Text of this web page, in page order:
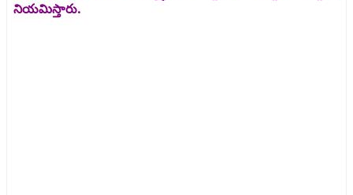
నియమిస్తారు.